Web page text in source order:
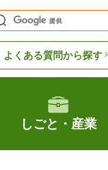
よくある質問から探す
しごと・産業